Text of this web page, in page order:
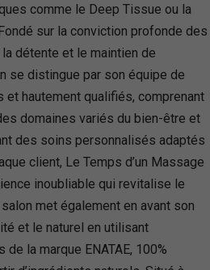
comme le Deep Tissue ou la
sur la conviction profonde des
détente et le maintien de
se distingue par son équipe de
hautement qualifiés, comprenant
domaines variés du bien-être et
des soins personnalisés adaptés
client, Le Temps d’un Massage
inoubliable qui revitalise le
met également en avant son
et le naturel en utilisant
la marque ENATAE, 100%